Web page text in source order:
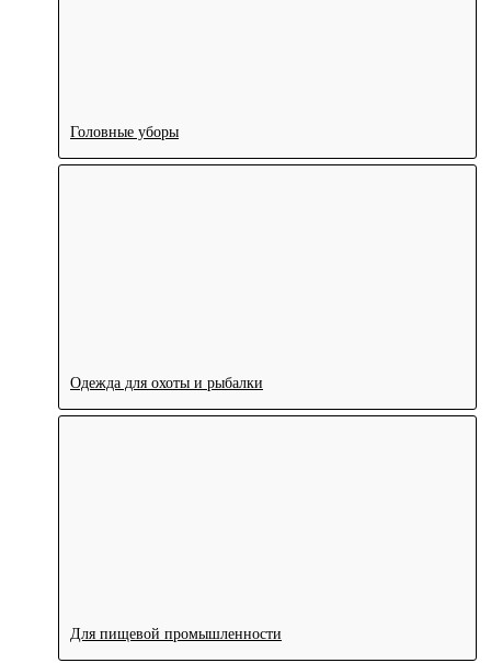
Головные уборы
Одежда для охоты и рыбалки
Для пищевой промышленности